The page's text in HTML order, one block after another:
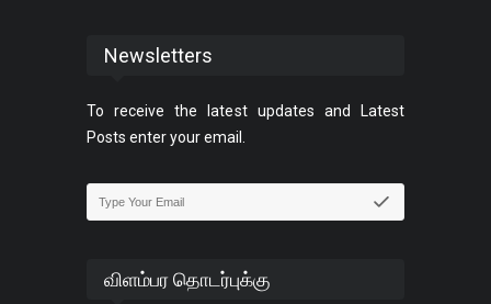
Newsletters
To receive the latest updates and Latest
Posts enter your email.
விளம்பர தொடர்புக்கு